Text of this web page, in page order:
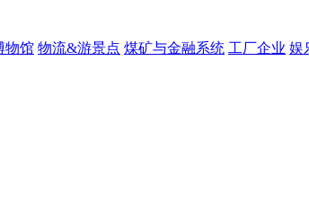
物馆 物流&游景点 煤矿与金融系统 工厂企业 娱